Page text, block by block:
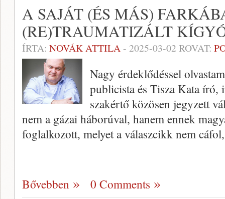
A SAJÁT (ÉS MÁS)
(RE)TRAUMATIZÁLT
ÍRTA: NOVÁK ATTILA- 2025-03-02 ROVAT:
Nagy érdeklődéssel
publicista és Tisza Kata
szakértő közösen jegyzett
nem a gázai háborúval, hanem ennek
foglalkozott, melyet a válaszcikk nem
Bővebben 0 Comments